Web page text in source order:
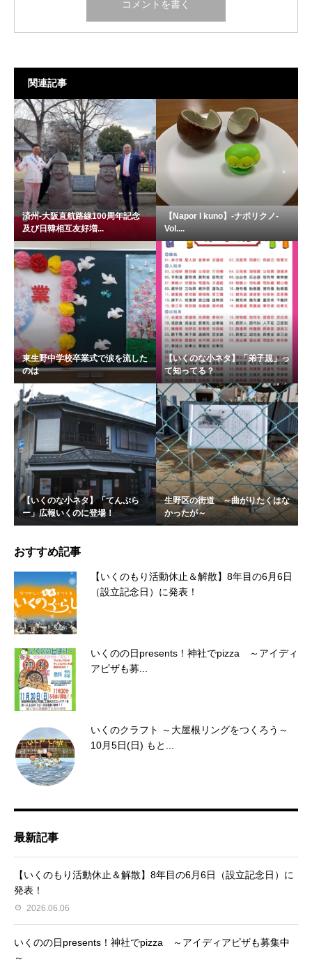
関連記事
済州-大阪直航路線100周年記念
及び日韓相互友好増...
【Napor I kuno】-ナポリクノ-
Vol....
東生野中学校卒業式で涙を流した
のは
【いくのな小ネタ】「弟子規」っ
て知ってる？
【いくのな小ネタ】「てんぷら
ー」広報いくのに登場！
生野区の街道 ～曲がりたくはな
かったが～
おすすめ記事
【いくのもり活動休止＆解散】8年目の6月6日
（設立記念日）に発表！
いくのの日presents！神社でpizza ～アイディ
アピザも募...
いくのクラフト ～大屋根リングをつくろう～
10月5日(日) もと...
最新記事
【いくのもり活動休止＆解散】8年目の6月6日（設立記念日）に
発表！
2026.06.06
いくのの日presents！神社でpizza ～アイディアピザも募集中
～